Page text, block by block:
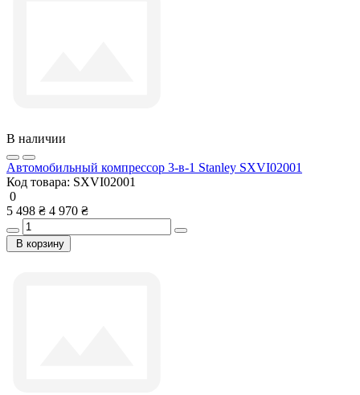
В наличии
Автомобильный компрессор 3-в-1 Stanley SXVI02001
Код товара: SXVI02001
0
5 498 ₴ 4 970 ₴
В корзину